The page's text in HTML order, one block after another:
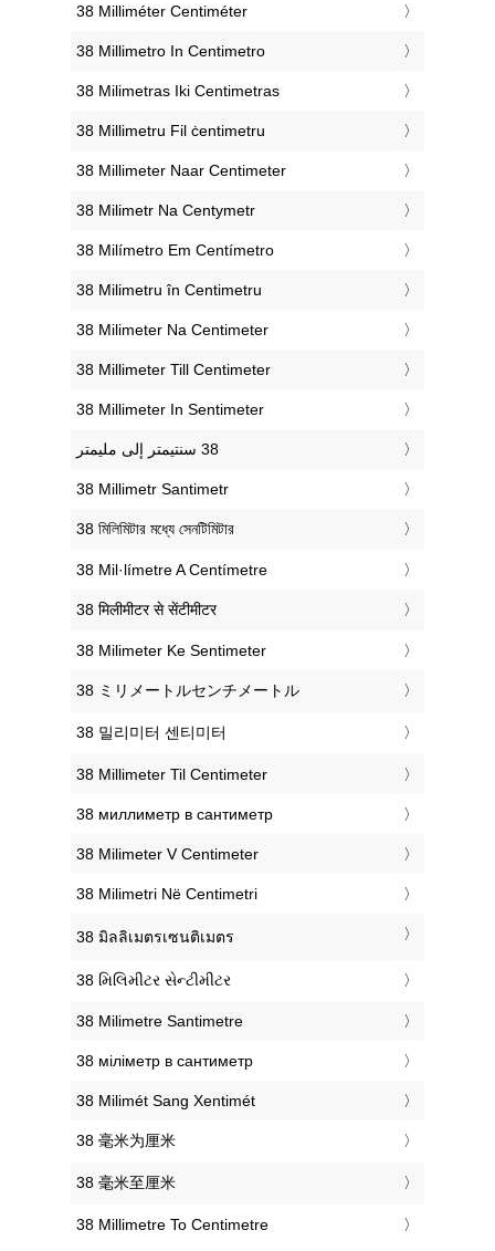
‎38 Milliméter Centiméter
‎38 Millimetro In Centimetro
‎38 Milimetras Iki Centimetras
‎38 Millimetru Fil ċentimetru
‎38 Millimeter Naar Centimeter
‎38 Milimetr Na Centymetr
‎38 Milímetro Em Centímetro
‎38 Milimetru în Centimetru
‎38 Milimeter Na Centimeter
‎38 Millimeter Till Centimeter
‎38 Millimeter In Sentimeter
‎38 Millimetr Santimetr
‎38 মিলিমিটার মধ্যে সেনটিমিটার
‎38 Mil·límetre A Centímetre
‎38 मिलीमीटर से सेंटीमीटर
‎38 Milimeter Ke Sentimeter
‎38 ミリメートルセンチメートル
‎38 밀리미터 센티미터
‎38 Millimeter Til Centimeter
‎38 миллиметр в сантиметр
‎38 Milimeter V Centimeter
‎38 Milimetri Në Centimetri
‎38 มิลลิเมตรเซนติเมตร
‎38 મિલિમીટર સેન્ટીમીટર
‎38 Milimetre Santimetre
‎38 міліметр в сантиметр
‎38 Milimét Sang Xentimét
‎38 毫米为厘米
‎38 毫米至厘米
‎38 Millimetre To Centimetre